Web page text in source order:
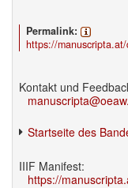
Permalink:
https://
Kontakt und
Startseite des
IIIF Manifest:
https://